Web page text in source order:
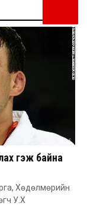
гэж байна
Хөдөлмөрийн
У.Х